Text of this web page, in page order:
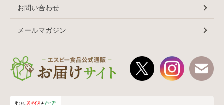
お問い合わせ
メールマガジン